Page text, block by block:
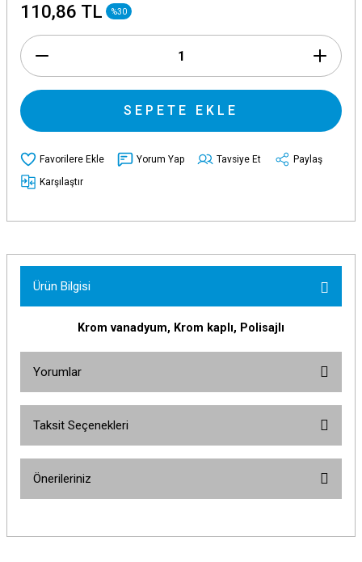
110,86 TL %30
SEPETE EKLE
Yorum Yap Tavsiye Et
Paylaş
Karşılaştır
Ürün Bilgisi
Krom vanadyum, Krom kaplı, Polisajlı
Yorumlar
Taksit Seçenekleri
Önerileriniz
yetersiz gördüğünüz noktaları öneri formunu kullanarak tarafımıza